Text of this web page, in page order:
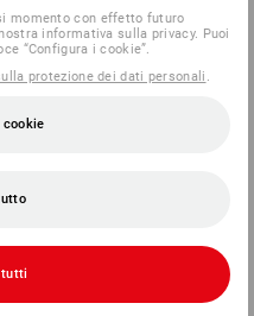
momento con effetto futuro
informativa sulla privacy. Puoi
“Configura i cookie”.
protezione dei dati personali
cookie